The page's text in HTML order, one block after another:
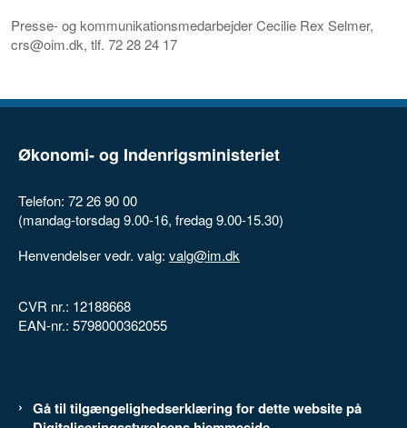
Presse- og kommunikationsmedarbejder Cecilie Rex Selmer,
crs@oim.dk, tlf. 72 28 24 17
Økonomi- og Indenrigsministeriet
Telefon: 72 26 90 00
(mandag-torsdag 9.00-16, fredag 9.00-15.30)
Henvendelser vedr. valg: valg@im.dk
CVR nr.: 12188668
EAN-nr.: 5798000362055
Gå til tilgængelighedserklæring for dette website på